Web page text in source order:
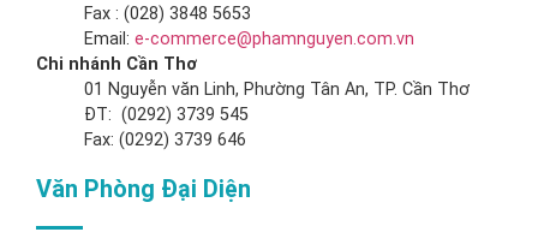
Fax : (028) 3848 5653
Email: e-commerce@phamnguyen.com.vn
Chi nhánh Cần Thơ
01 Nguyễn văn Linh, Phường Tân An, TP. Cần Thơ
ĐT: (0292) 3739 545
Fax: (0292) 3739 646
Văn Phòng Đại Diện